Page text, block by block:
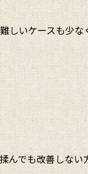
しいケースも少
んでも改善しな